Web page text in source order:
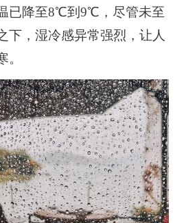
已降至8℃到9℃，尽管未至
下，湿冷感异常强烈，让人
。